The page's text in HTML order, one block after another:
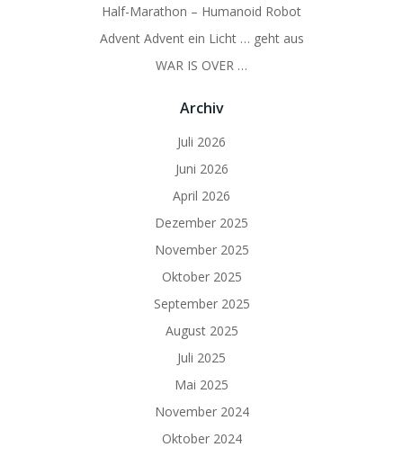
Half-Marathon – Humanoid Robot
Advent Advent ein Licht … geht aus
WAR IS OVER …
Archiv
Juli 2026
Juni 2026
April 2026
Dezember 2025
November 2025
Oktober 2025
September 2025
August 2025
Juli 2025
Mai 2025
November 2024
Oktober 2024